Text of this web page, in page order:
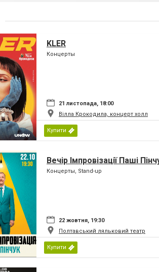
KLER
Концерты
21 листопада, 18:00
Вілла Крокодила, концерт холл
Купити
Вечір Імпровізації Паші
Концерты, Stand-up
22 жовтня, 19:30
Полтавський ляльковий театр
Купити